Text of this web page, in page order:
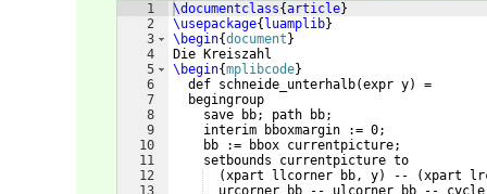
1
2
3
4
5
6
7
8
9
10
11
12
\documentclass{article}
\usepackage{ luamplib}
\begin{document }
Die Kreiszahl
\begin{mplibcode}
  def schneide_unterhalb
(expr y)
=
  begingroup
    save bb; path bb;
    interim bboxmargin := 0;
    bb := bbox currentpicture;
    setbounds currentpicture to
(xpart llcorner bb, y) -- (xpart